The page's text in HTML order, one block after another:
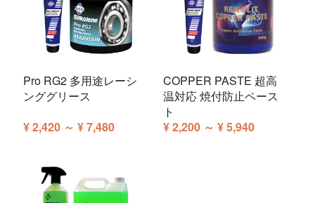
Pro RG2 多用途レーシ
ンググリース
¥ 2,420 ～ ¥ 7,480
COPPER PASTE 超高
温対応 焼付防止ペース
ト
¥ 2,200 ～ ¥ 5,940